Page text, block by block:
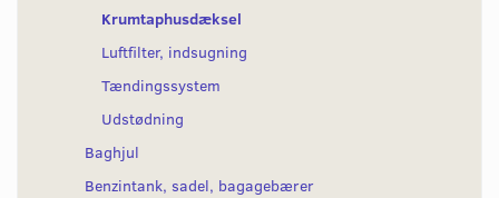
Krumtaphusdæksel
Luftfilter, indsugning
Tændingssystem
Udstødning
Baghjul
Benzintank, sadel, bagagebærer